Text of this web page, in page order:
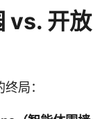
vs. 开放
局：